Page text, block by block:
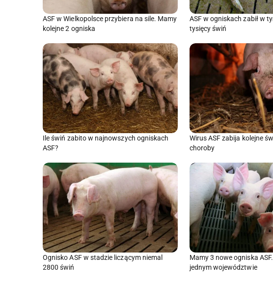
ASF w Wielkopolsce przybiera na sile. Mamy
kolejne 2 ogniska
ASF w ogniskach zabił w
tysięcy świń
Ile świń zabito w najnowszych ogniskach
ASF?
Wirus ASF zabija kolejne
choroby
Ognisko ASF w stadzie liczącym niemal
2800 świń
Mamy 3 nowe ogniska
jednym województwie